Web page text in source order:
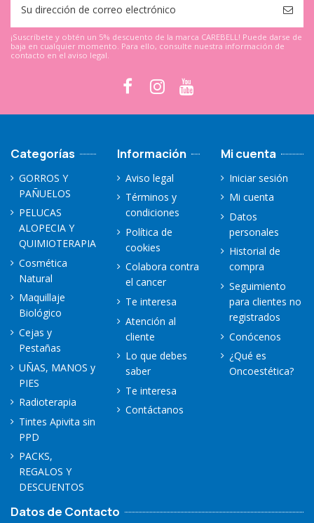
¡Suscríbete y obtén un 5% descuento de la marca CAREBELL! Puede darse de
baja en cualquier momento. Para ello, consulte nuestra información de
contacto en el aviso legal.
Categorías
GORROS Y
PAÑUELOS
PELUCAS
ALOPECIA Y
QUIMIOTERAPIA
Cosmética
Natural
Maquillaje
Biológico
Cejas y
Pestañas
UÑAS, MANOS y
PIES
Radioterapia
Tintes Apivita sin
PPD
PACKS,
REGALOS Y
DESCUENTOS
Información
Aviso legal
Términos y
condiciones
Política de
cookies
Colabora contra
el cancer
Te interesa
Atención al
cliente
Lo que debes
saber
Te interesa
Contáctanos
Mi cuenta
Iniciar sesión
Mi cuenta
Datos
personales
Historial de
compra
Seguimiento
para clientes no
registrados
Conócenos
¿Qué es
Oncoestética?
Datos de Contacto